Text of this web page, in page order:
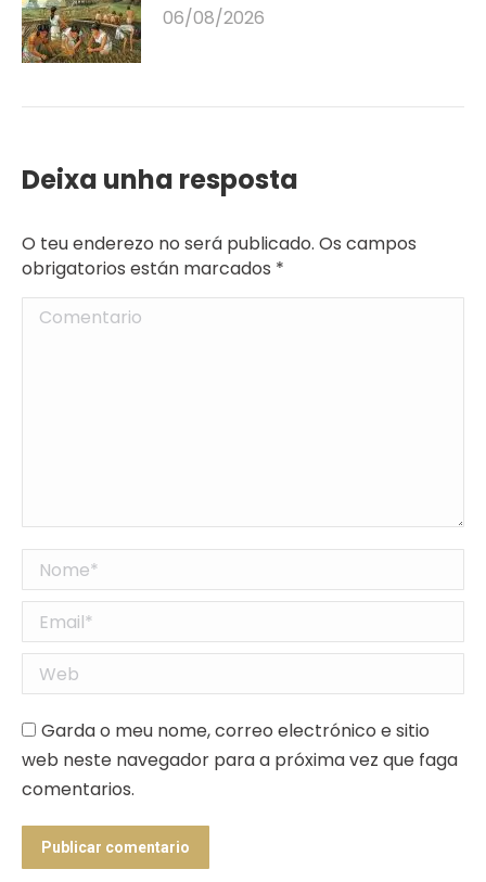
06/08/2026
Deixa unha resposta
O teu enderezo no será publicado. Os campos
obrigatorios están marcados *
Comentario
Nome *
Email *
Web
Garda o meu nome, correo electrónico e sitio
web neste navegador para a próxima vez que faga
comentarios.
Publicar comentario